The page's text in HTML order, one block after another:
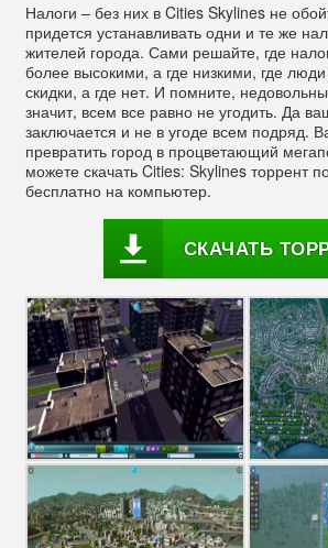
Налоги – без них в Cities Skylines не
придется устанавливать одни и те же
жителей города. Сами решайте, где
более высокими, а где низкими, где
скидки, а где нет. И помните,
значит, всем все равно не угодить. Да
заключается и не в угоде всем подряд.
превратить город в процветающий
можете скачать Cities: Skylines торрент
бесплатно на компьютер.
СКАЧАТЬ